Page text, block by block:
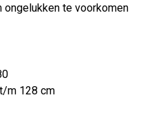
te voorkomen
m 128 cm